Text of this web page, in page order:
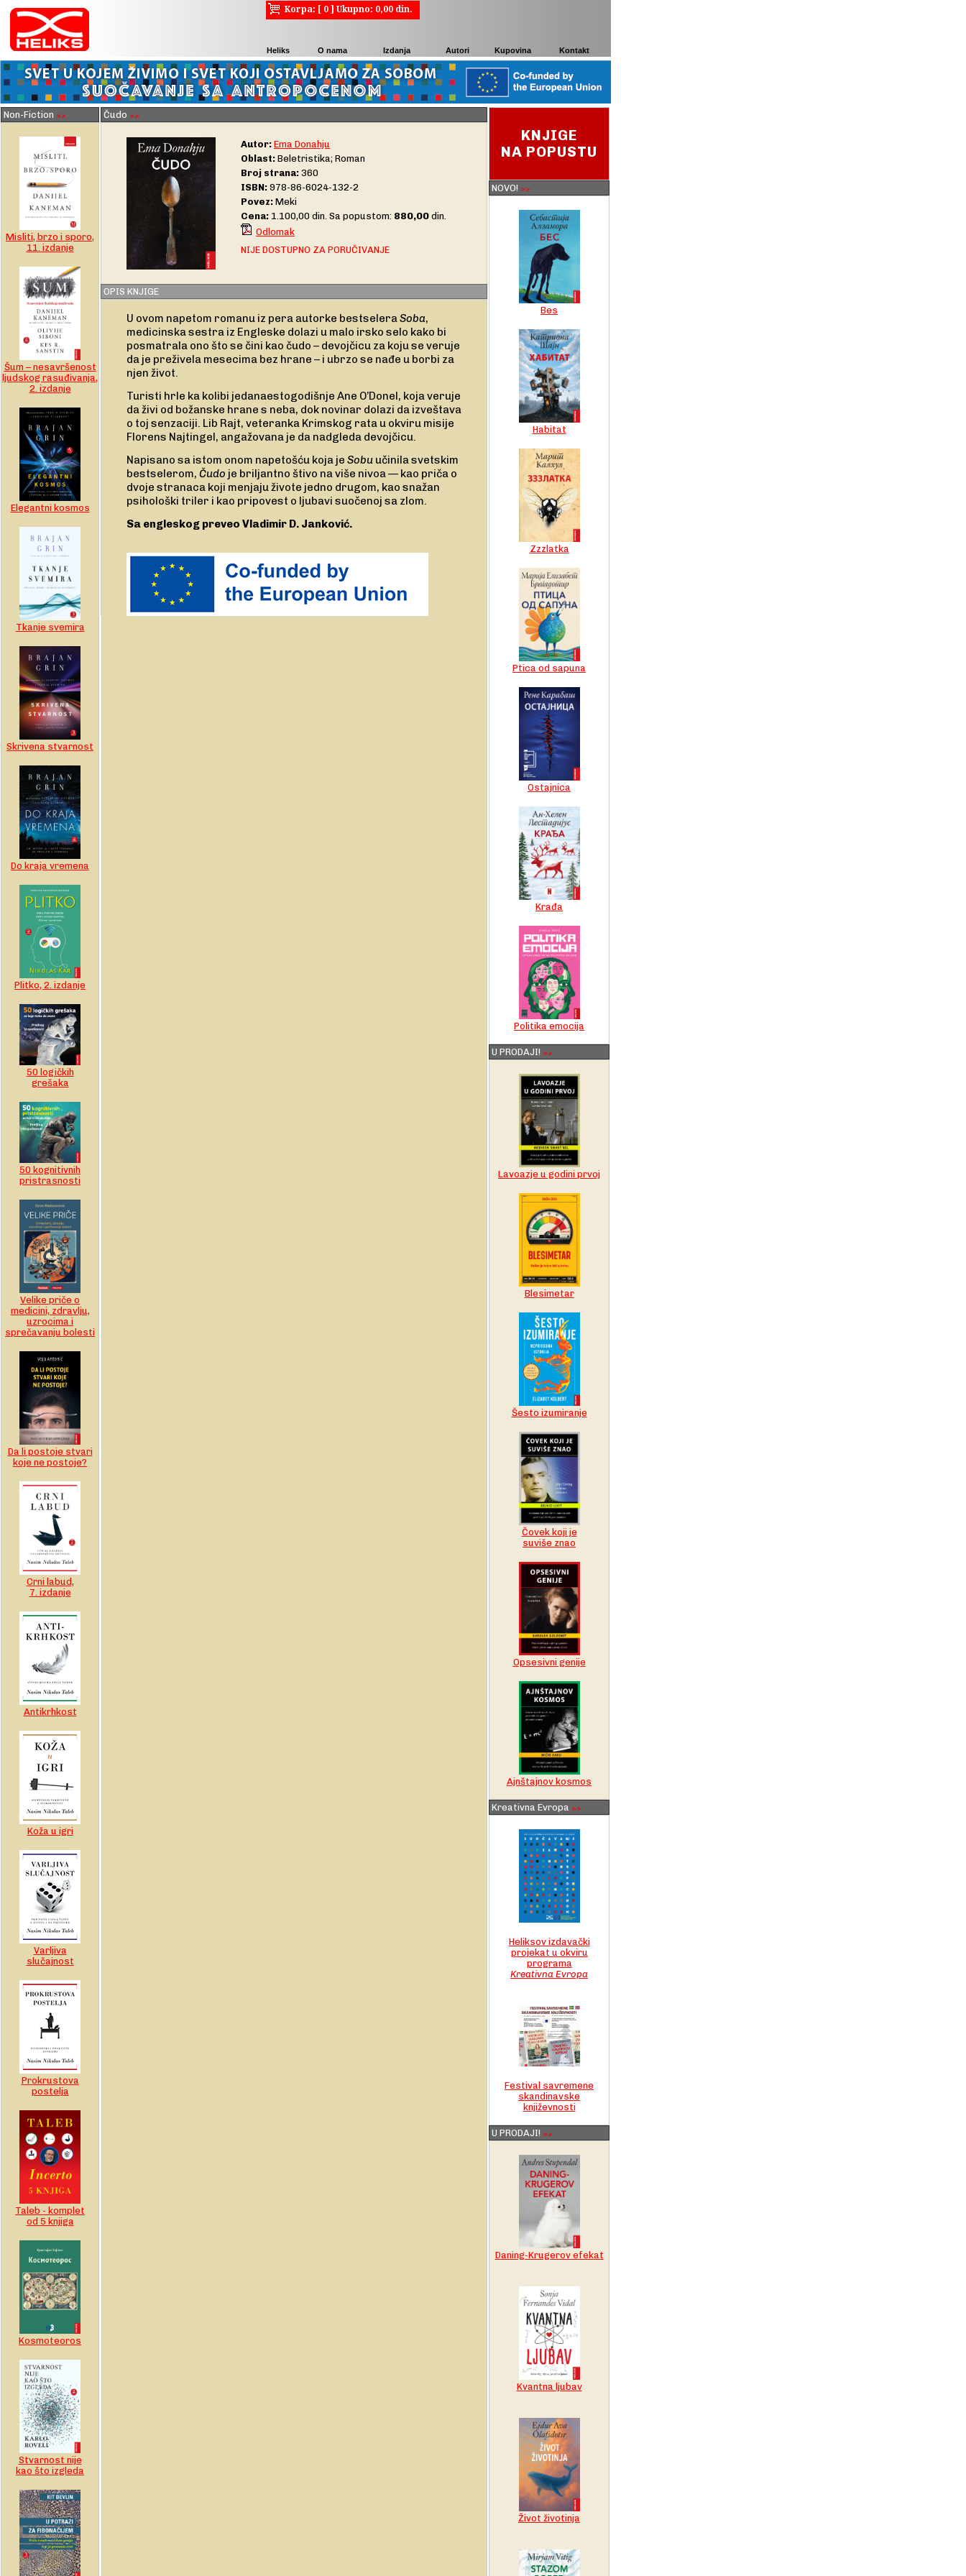
Heliks O nama Izdanja Autori Kupovina Kontakt
Korpa: [ 0 ] Ukupno: 0,00 din.
Non-Fiction >>
Misliti, brzo i sporo,
11. izdanje
Šum – nesavršenost
ljudskog rasuđivanja,
2. izdanje
Elegantni kosmos
Tkanje svemira
Skrivena stvarnost
Do kraja vremena
Plitko, 2. izdanje
50 logičkih
grešaka
50 kognitivnih
pristrasnosti
Velike priče o
medicini, zdravlju,
uzrocima i
sprečavanju bolesti
Da li postoje stvari
koje ne postoje?
Crni labud,
7. izdanje
Antikrhkost
Koža u igri
Varljiva
slučajnost
Prokrustova
postelja
Taleb - komplet
od 5 knjiga
Kosmoteoros
Stvarnost nije
kao što izgleda
Čudo >>
Autor: Ema Donahju
Oblast: Beletristika; Roman
Broj strana: 360
ISBN: 978-86-6024-132-2
Povez: Meki
Cena: 1.100,00 din. Sa popustom: 880,00 din.
Odlomak
NIJE DOSTUPNO ZA PORUČIVANJE
OPIS KNJIGE
U ovom napetom romanu iz pera autorke bestseleraSoba,
medicinska sestra iz Engleske dolazi u malo irsko selo kako bi
posmatrala ono što se čini kao čudo – devojčicu za koju se veruje
da je preživela mesecima bez hrane – i ubrzo se nađe u borbi za
njen život.
Turisti hrle ka kolibi jedanaestogodišnje Ane O’Donel, koja veruje
da živi od božanske hrane s neba, dok novinar dolazi da izveštava
o toj senzaciji. Lib Rajt, veteranka Krimskog rata u okviru misije
Florens Najtingel, angažovana je da nadgleda devojčicu.
Napisano sa istom onom napetošću koja je Sobu učinila svetskim
bestselerom, Čudo je briljantno štivo na više nivoa — kao priča o
dvoje stranaca koji menjaju živote jedno drugom, kao snažan
psihološki triler i kao pripovest o ljubavi suočenoj sa zlom.
Sa engleskog preveo Vladimir D. Janković.
KNJIGE
NA POPUSTU
NOVO! >>
Bes
Habitat
Zzzlatka
Ptica od sapuna
Ostajnica
Krađa
Politika emocija
U PRODAJI! >>
Lavoazje u godini prvoj
Blesimetar
Šesto izumiranje
Čovek koji je
suviše znao
Opsesivni genije
Ajnštajnov kosmos
Kreativna Evropa >>
Heliksov izdavački
projekat u okviru
programa
Kreativna Evropa
Festival savremene
skandinavske
književnosti
U PRODAJI! >>
Daning-Krugerov efekat
Kvantna ljubav
Život životinja